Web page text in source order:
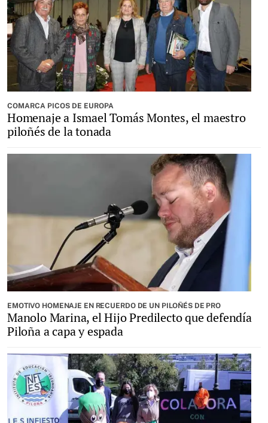
COMARCA PICOS DE EUROPA
Homenaje a Ismael Tomás Montes, el maestro
piloñés de la tonada
EMOTIVO HOMENAJE EN RECUERDO DE UN PILOÑÉS DE PRO
Manolo Marina, el Hijo Predilecto que defendía
Piloña a capa y espada